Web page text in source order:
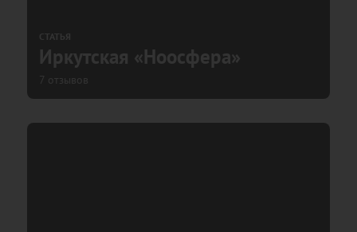
СТАТЬЯ
Иркутская «Ноосфера»
7 отзывов